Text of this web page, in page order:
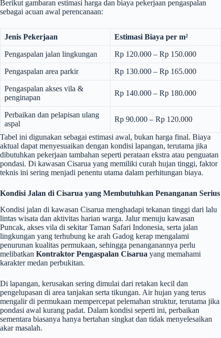
Berikut gambaran estimasi harga dan biaya pekerjaan pengaspalan
sebagai acuan awal perencanaan:
Jenis Pekerjaan Estimasi Biaya per m²
Pengaspalan jalan lingkungan Rp 120.000 – Rp 150.000
Pengaspalan area parkir Rp 130.000 – Rp 165.000
Pengaspalan akses vila &
penginapan
Rp 140.000 – Rp 180.000
Perbaikan dan pelapisan ulang
aspal
Rp 90.000 – Rp 120.000
Tabel ini digunakan sebagai estimasi awal, bukan harga final. Biaya
aktual dapat menyesuaikan dengan kondisi lapangan, terutama jika
dibutuhkan pekerjaan tambahan seperti perataan ekstra atau penguatan
pondasi. Di kawasan Cisarua yang memiliki curah hujan tinggi, faktor
teknis ini sering menjadi penentu utama dalam perhitungan biaya.
Kondisi Jalan di Cisarua yang Membutuhkan Penanganan Serius
Kondisi jalan di kawasan Cisarua menghadapi tekanan tinggi dari lalu
lintas wisata dan aktivitas harian warga. Jalur menuju kawasan
Puncak, akses vila di sekitar Taman Safari Indonesia, serta jalan
lingkungan yang terhubung ke arah Gadog kerap mengalami
penurunan kualitas permukaan, sehingga penanganannya perlu
melibatkan Kontraktor Pengaspalan Cisarua yang memahami
karakter medan perbukitan.
Di lapangan, kerusakan sering dimulai dari retakan kecil dan
pengelupasan di area tanjakan serta tikungan. Air hujan yang terus
mengalir di permukaan mempercepat pelemahan struktur, terutama jika
pondasi awal kurang padat. Dalam kondisi seperti ini, perbaikan
sementara biasanya hanya bertahan singkat dan tidak menyelesaikan
akar masalah.